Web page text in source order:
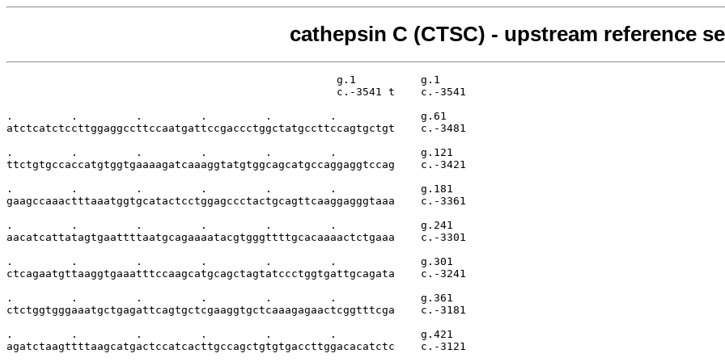
cathepsin C (CTSC) - upstream reference
                                                   g.1          g.1
                                                   c.-3541 t    c.-3541
.         .         .         .         .         .             g.61
atctcatctccttggaggccttccaatgattccgaccctggctatgccttccagtgctgt    c.-3481
.         .         .         .         .         .             g.121
ttctgtgccaccatgtggtgaaaagatcaaaggtatgtggcagcatgccaggaggtccag    c.-3421
.         .         .         .         .         .             g.181
gaagccaaactttaaatggtgcatactcctggagccctactgcagttcaaggagggtaaa    c.-3361
.         .         .         .         .         .             g.241
aacatcattatagtgaattttaatgcagaaaatacgtgggttttgcacaaaactctgaaa    c.-3301
.         .         .         .         .         .             g.301
ctcagaatgttaaggtgaaatttccaagcatgcagctagtatccctggtgattgcagata    c.-3241
.         .         .         .         .         .             g.361
ctctggtgggaaatgctgagattcagtgctcgaaggtgctcaaagagaactcggtttcga    c.-3181
.         .         .         .         .         .             g.421
agatctaagttttaagcatgactccatcacttgccagctgtgtgaccttggacacatctc    c.-3121